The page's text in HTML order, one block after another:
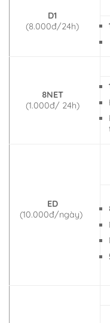
D1
(8.000đ/24h)
8NET
(1.000đ/ 24h)
ED
(10.000đ/ngày)